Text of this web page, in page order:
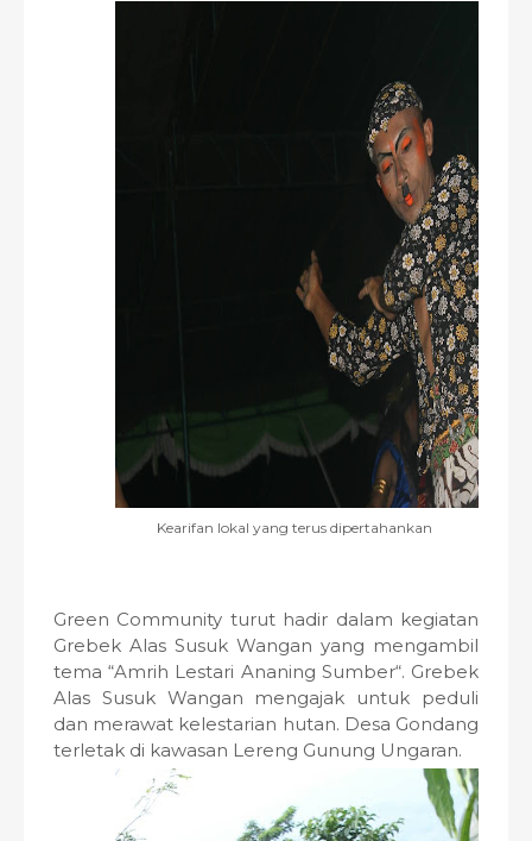
Kearifan lokal yang terus dipertahankan
Green Community turut hadir dalam kegiatan
Grebek Alas Susuk Wangan yang mengambil
tema “Amrih Lestari Ananing Sumber“. Grebek
Alas Susuk Wangan mengajak untuk peduli
dan merawat kelestarian hutan. Desa Gondang
terletak di kawasan Lereng Gunung Ungaran.